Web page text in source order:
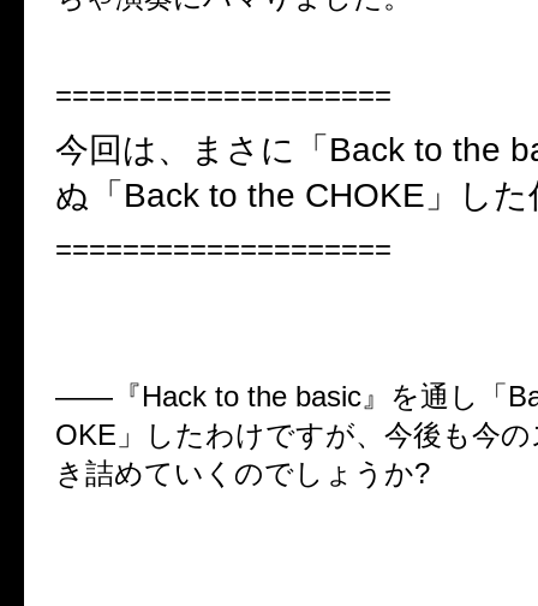
====================
今回は、まさに「 Back to the
ぬ「 Back to the CHOKE 」し
====================
―― 『Hack to the basic 』を通し「
OKE 」したわけですが、今後も今
き詰めていくのでしょうか?